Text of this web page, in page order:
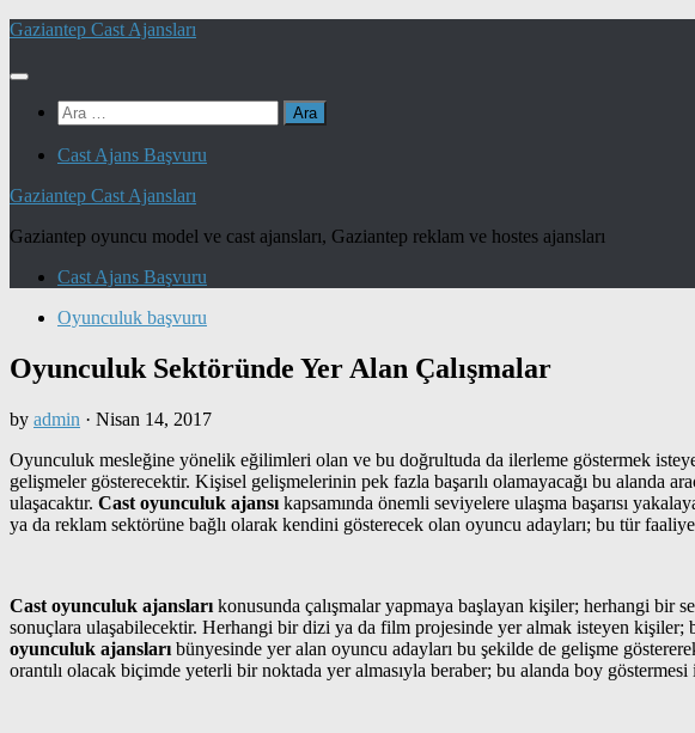
Skip
content
Gaziantep Cast Ajansları
Arama:
Cast Ajans Başvuru
Gaziantep Cast Ajansları
Gaziantep oyuncu model ve cast ajansları, Gaziantep reklam ve hostes ajansları
Cast Ajans Başvuru
Oyunculuk başvuru
Oyunculuk Sektöründe Yer Alan Çalışmalar
by admin · Nisan 14, 2017
Oyunculuk mesleğine yönelik eğilimleri olan ve bu doğrultuda da ilerleme göstermek
gelişmeler gösterecektir. Kişisel gelişmelerinin pek fazla başarılı olamayacağı bu alanda
ulaşacaktır. Cast oyunculuk ajansı kapsamında önemli seviyelere ulaşma başarısı
ya da reklam sektörüne bağlı olarak kendini gösterecek olan oyuncu adayları; bu tür
Cast oyunculuk ajansları konusunda çalışmalar yapmaya başlayan kişiler; herhangi bir
sonuçlara ulaşabilecektir. Herhangi bir dizi ya da film projesinde yer almak isteyen
oyunculuk ajansları bünyesinde yer alan oyuncu adayları bu şekilde de gelişme
orantılı olacak biçimde yeterli bir noktada yer almasıyla beraber; bu alanda boy